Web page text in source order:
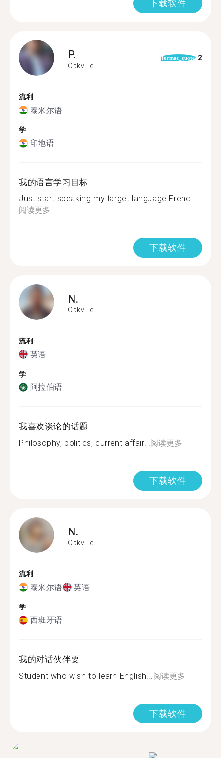
下载软件
P.
Oakville
format_quote 2
流利
泰米尔语
学
印地语
我的语言学习目标
Just start speaking my target language Frenc...
阅读更多
下载软件
N.
Oakville
流利
英语
学
阿拉伯语
我喜欢谈论的话题
Philosophy, politics, current affair...阅读更多
下载软件
N.
Oakville
流利
泰米尔语 英语
学
西班牙语
我的对话伙伴要
Student who wish to learn English...阅读更多
下载软件